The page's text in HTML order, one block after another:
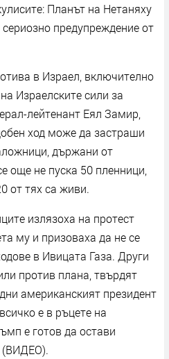
Планът на Нетаняху
предупреждение от
в Израел, включително
Израелските сили за
лейтенант Еял Замир,
ход може да застраши
държани от
още не пуска 50 пленници,
от тях са живи.
излязоха на протест
му и призоваха да не се
в Ивицата Газа. Други
против плана, твърдят
американският президент
е в ръцете на
е готов да остави
(ВИДЕО).